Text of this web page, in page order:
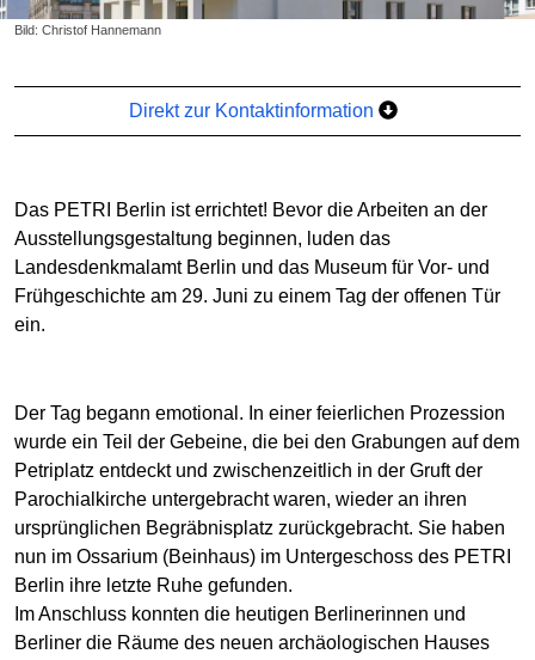
Bild: Christof Hannemann
Direkt zur Kontaktinformation
Das PETRI Berlin ist errichtet! Bevor die Arbeiten an der
Ausstellungsgestaltung beginnen, luden das
Landesdenkmalamt Berlin und das Museum für Vor- und
Frühgeschichte am 29. Juni zu einem Tag der offenen Tür
ein.
Der Tag begann emotional. In einer feierlichen Prozession
wurde ein Teil der Gebeine, die bei den Grabungen auf dem
Petriplatz entdeckt und zwischenzeitlich in der Gruft der
Parochialkirche untergebracht waren, wieder an ihren
ursprünglichen Begräbnisplatz zurückgebracht. Sie haben
nun im Ossarium (Beinhaus) im Untergeschoss des PETRI
Berlin ihre letzte Ruhe gefunden.
Im Anschluss konnten die heutigen Berlinerinnen und
Berliner die Räume des neuen archäologischen Hauses